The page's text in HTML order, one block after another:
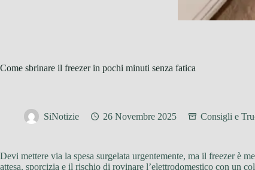
Come sbrinare il freezer in pochi minuti senza fatica
SiNotizie 26 Novembre 2025 Consigli e
Devi mettere via la spesa surgelata urgentemente, ma il freezer è
attesa, sporcizia e il rischio di rovinare l’elettrodomestico con un